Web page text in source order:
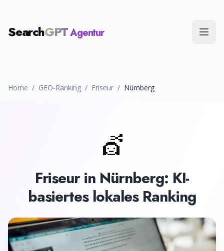
SearchGPTAgentur
Home / GEO-Ranking / Friseur / Nürnberg
💇
Friseurin Nürnberg: KI-
basiertes lokales Ranking